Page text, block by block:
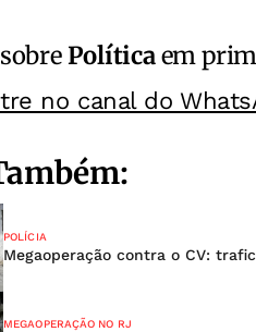
Políticaem
no canal do
POLÍCIA
Megaoperação contra o CV:
MEGAOPERAÇÃO NO RJ